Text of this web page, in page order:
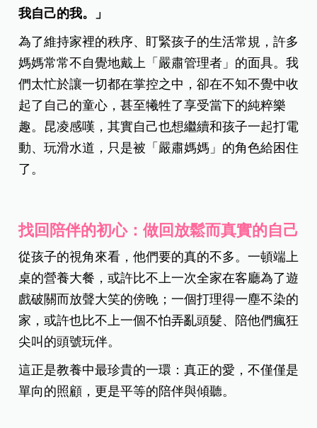
我自己的我。」
為了維持家裡的秩序、盯緊孩子的生活常規，許多
媽媽常常不自覺地戴上「嚴肅管理者」的面具。我
們太忙於讓一切都在掌控之中，卻在不知不覺中收
起了自己的童心，甚至犧牲了享受當下的純粹樂
趣。昆凌感嘆，其實自己也想繼續和孩子一起打電
動、玩滑水道，只是被「嚴肅媽媽」的角色給困住
了。
找回陪伴的初心：做回放鬆而真實的自己
從孩子的視角來看，他們要的真的不多。一頓端上
桌的營養大餐，或許比不上一次全家在客廳為了遊
戲破關而放聲大笑的傍晚；一個打理得一塵不染的
家，或許也比不上一個不怕弄亂頭髮、陪他們瘋狂
尖叫的頭號玩伴。
這正是教養中最珍貴的一環：真正的愛，不僅僅是
單向的照顧，更是平等的陪伴與傾聽。